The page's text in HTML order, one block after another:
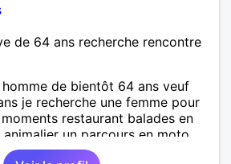
de 64 ans recherche rencontre
de bientôt 64 ans veuf
je recherche une femme pour
restaurant balades en
un parcours en moto
même mieux. J'espère